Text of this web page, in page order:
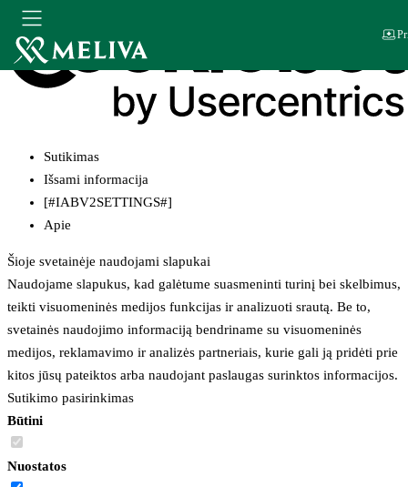
Sutikimas
Išsami informacija
[#IABV2SETTINGS#]
Apie
Šioje svetainėje naudojami slapukai
Naudojame slapukus, kad galėtume suasmeninti turinį bei skelbimus,
teikti visuomeninės medijos funkcijas ir analizuoti srautą. Be to,
svetainės naudojimo informaciją bendriname su visuomeninės
medijos, reklamavimo ir analizės partneriais, kurie gali ją pridėti prie
kitos jūsų pateiktos arba naudojant paslaugas surinktos informacijos.
Sutikimo pasirinkimas
Būtini
Nuostatos